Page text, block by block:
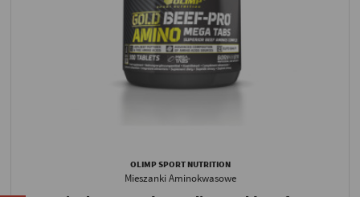
OLIMP SPORT NUTRITION
Mieszanki Aminokwasowe